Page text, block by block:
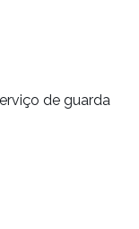
de guarda